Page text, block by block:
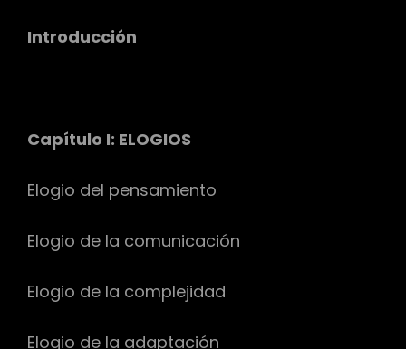
Introducción
Capítulo I: ELOGIOS
Elogio del pensamiento
Elogio de la comunicación
Elogio de la complejidad
Elogio de la adaptación